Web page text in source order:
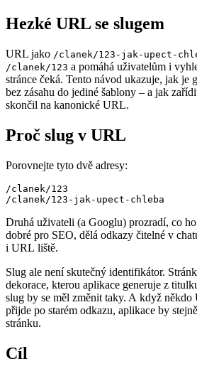
Hezké URL se slugem
URL jako /clanek/123-jak-upect-
/clanek/123 a pomáhá uživatelům i
stránce čeká. Tento návod ukazuje, jak je
bez zásahu do jediné šablony – a jak
skončil na kanonické URL.
Proč slug v URL
Porovnejte tyto dvě adresy:
/clanek/123
Druhá uživateli (a Googlu) prozradí, co
dobré pro SEO, dělá odkazy čitelné v
i URL liště.
Slug ale není skutečný identifikátor.
dekorace, kterou aplikace generuje z
slug by se měl změnit taky. A když
přijde po starém odkazu, aplikace by
stránku.
Cíl